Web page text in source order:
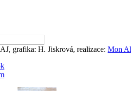
grafika: H. Jiskrová, realizace: Mon